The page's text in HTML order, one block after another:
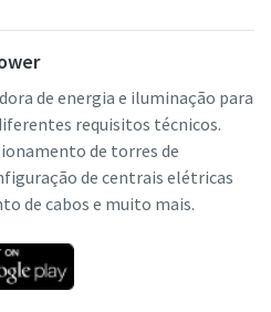
de energia e iluminação para
requisitos técnicos.
de torres de
de centrais elétricas
de cabos e muito mais.